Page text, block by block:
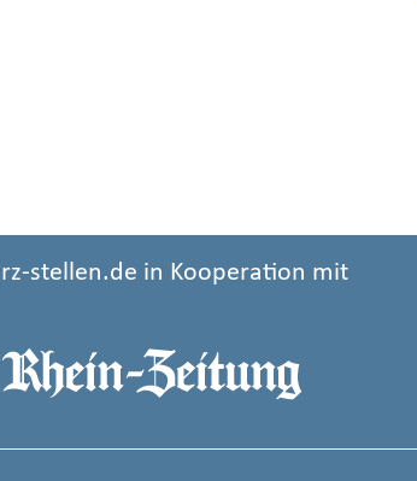
rz-stellen.de in Kooperation mit